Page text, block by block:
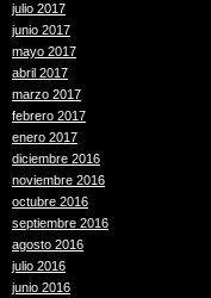
julio 2017
junio 2017
mayo 2017
abril 2017
marzo 2017
febrero 2017
enero 2017
diciembre 2016
noviembre 2016
octubre 2016
septiembre 2016
agosto 2016
julio 2016
junio 2016